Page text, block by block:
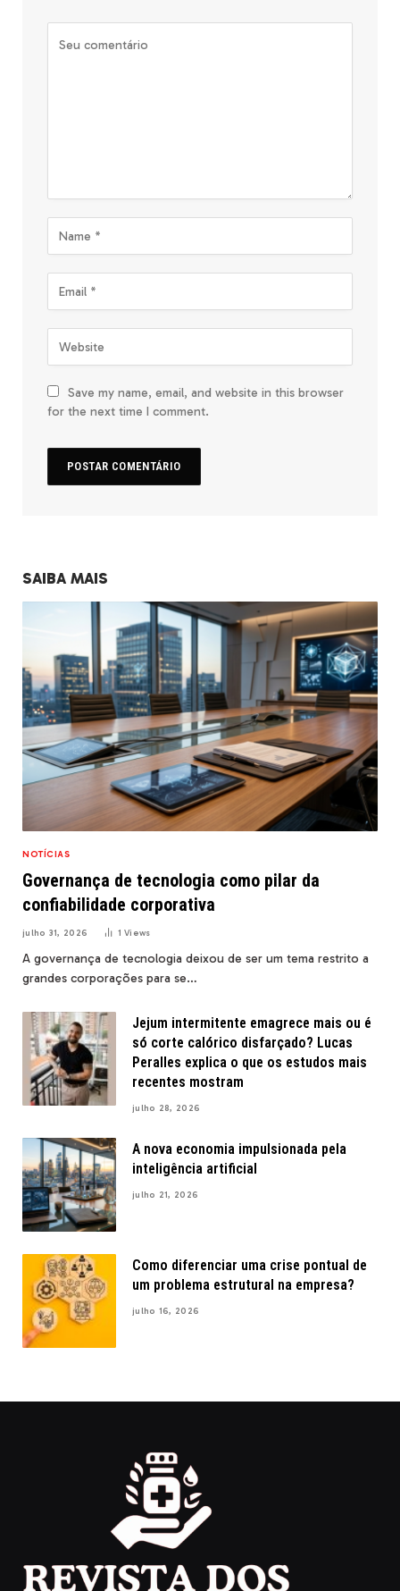
Save my name, email, and website in this browser
for the next time I comment.
SAIBA MAIS
NOTÍCIAS
Governança de tecnologia como pilar da
confiabilidade corporativa
julho 31, 2026 1Views
A governança de tecnologia deixou de ser um tema restrito a
grandes corporações para se…
Jejum intermitente emagrece mais ou é
só corte calórico disfarçado? Lucas
Peralles explica o que os estudos mais
recentes mostram
julho 28, 2026
A nova economia impulsionada pela
inteligência artificial
julho 21, 2026
Como diferenciar uma crise pontual de
um problema estrutural na empresa?
julho 16, 2026